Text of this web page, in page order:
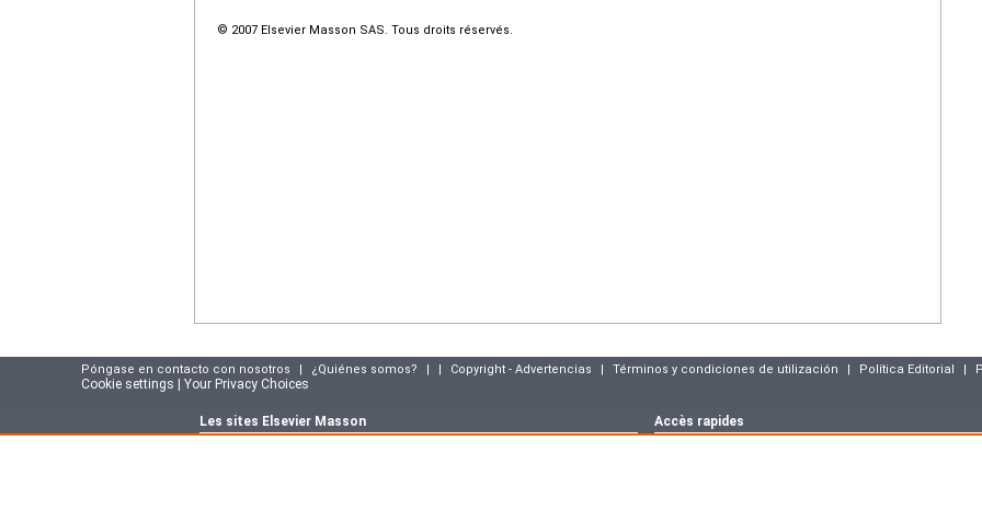
© 2007 Elsevier Masson SAS. Tous droits réservés.
Póngase en contacto con nosotros | ¿Quiénes somos? | | Copyright - Advertencias | Términos y condiciones de utilización | Política Editorial |
Cookie settings | Your Privacy Choices
Les sites Elsevier Masson Accès rapides